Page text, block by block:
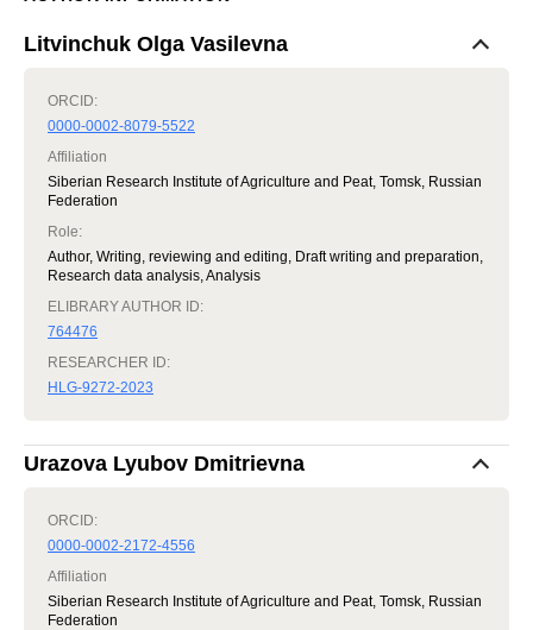
Litvinchuk Olga Vasilevna
ORCID:
0000-0002-8079-5522
Affiliation
Siberian Research Institute of Agriculture and Peat, Tomsk, Russian
Federation
Role:
Author, Writing, reviewing and editing, Draft writing and preparation,
Research data analysis, Analysis
ELIBRARY AUTHOR ID:
764476
RESEARCHER ID:
HLG-9272-2023
Urazova Lyubov Dmitrievna
ORCID:
0000-0002-2172-4556
Affiliation
Siberian Research Institute of Agriculture and Peat, Tomsk, Russian
Federation